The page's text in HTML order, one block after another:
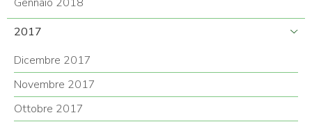
2017
Dicembre 2017
Novembre 2017
Ottobre 2017